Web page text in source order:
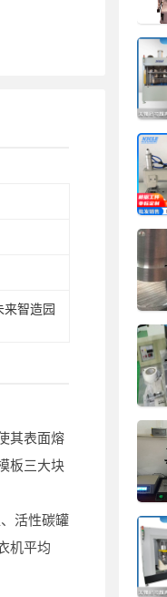
智造园
其表面熔
板三大块
活性碳罐
机平均